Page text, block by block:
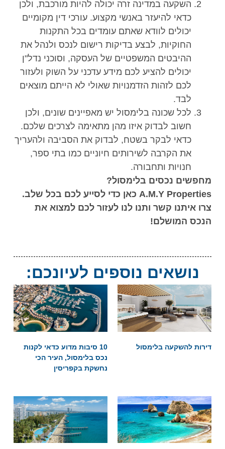
השקעה במדינה זרה יכולה להיות מורכבת, ולכן
כדאי להיעזר באנשי מקצוע. עורכי דין מקומיים
יכולים לוודא שאתם עומדים בכל התקנות
החוקיות, לבצע בדיקות רישום לנכס ולנהל את
ההיבטים המשפטיים של העסקה, וסוכני נדל"ן
יכולים להציע לכם מידע עדכני על השוק ולעזור
לכם לזהות הזדמנויות שאולי לא הייתם מוצאים
לבד.
לכל שכונה בלימסול יש מאפיינים שונים, ולכן
חשוב לבדוק איזו מהן מתאימה לצרכים שלכם.
כדאי לבקר בשטח, לבדוק את הסביבה ולהעריך
את הקרבה לשירותים חיוניים כמו בתי ספר,
חנויות ותחבורה.
מחפשים נכסים בלימסול?
A.M.Y Properties כאן כדי לסייע לכם בכל שלב.
צרו איתנו קשר ותנו לנו לעזור לכם למצוא את
הנכס המושלם!
נושאים נוספים לעיונכם:
דירות להשקעה בלימסול
10 סיבות מדוע כדאי לקנות
נכס בלימסול, העיר הכי
נחשקת בקפריסין